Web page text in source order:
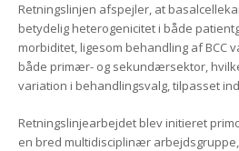
Retningslinjen afspejler, at
betydelig heterogenicitet i både
morbiditet, ligesom behandling af BCC
både primær- og sekundærsektor,
variation i behandlingsvalg, tilpasset
Retningslinjearbejdet blev initieret
en bred multidisciplinær